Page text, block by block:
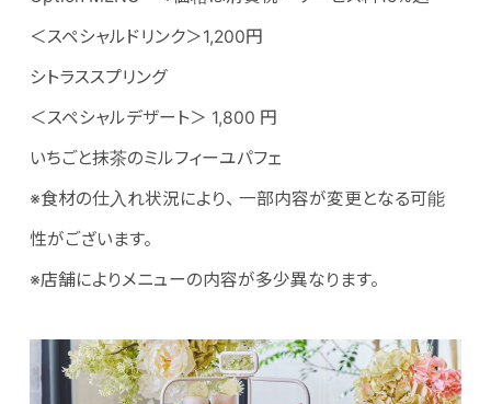
＜スペシャルドリンク＞1,200円
シトラススプリング
＜スペシャルデザート＞ 1,800 円
いちごと抹茶のミルフィーユパフェ
※食材の仕入れ状況により、 一部内容が変更となる可能
性がございます。
※店舗によりメニューの内容が多少異なります。